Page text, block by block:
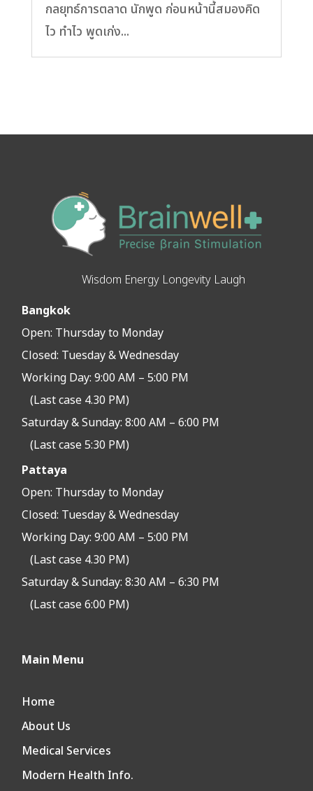
กลยุทธ์การตลาด นักพูด ก่อนหน้านี้สมองคิด
ไว ทำไว พูดเก่ง...
Wisdom Energy Longevity Laugh
Bangkok
Open: Thursday to Monday
Closed: Tuesday & Wednesday
Working Day: 9:00 AM – 5:00 PM
(Last case 4.30 PM)
Saturday & Sunday: 8:00 AM – 6:00 PM
(Last case 5:30 PM)
Pattaya
Open: Thursday to Monday
Closed: Tuesday & Wednesday
Working Day: 9:00 AM – 5:00 PM
(Last case 4.30 PM)
Saturday & Sunday: 8:30 AM – 6:30 PM
(Last case 6:00 PM)
Main Menu
Home
About Us
Medical Services
Modern Health Info.